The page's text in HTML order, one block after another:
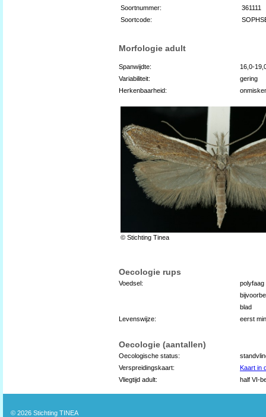
Soortnummer:
361111
Soortcode:
Morfologie adult
Spanwijdte:
16,0-
Variabiliteit:
gering
Herkenbaarheid:
© Stichting Tinea
Oecologie rups
Voedsel:
polyfaag
blad
Levenswijze:
eerst
Oecologie (aantallen)
Oecologische status:
Verspreidingskaart:
Kaart in
Vliegtijd adult:
half VI-
© 2026 Stichting TINEA